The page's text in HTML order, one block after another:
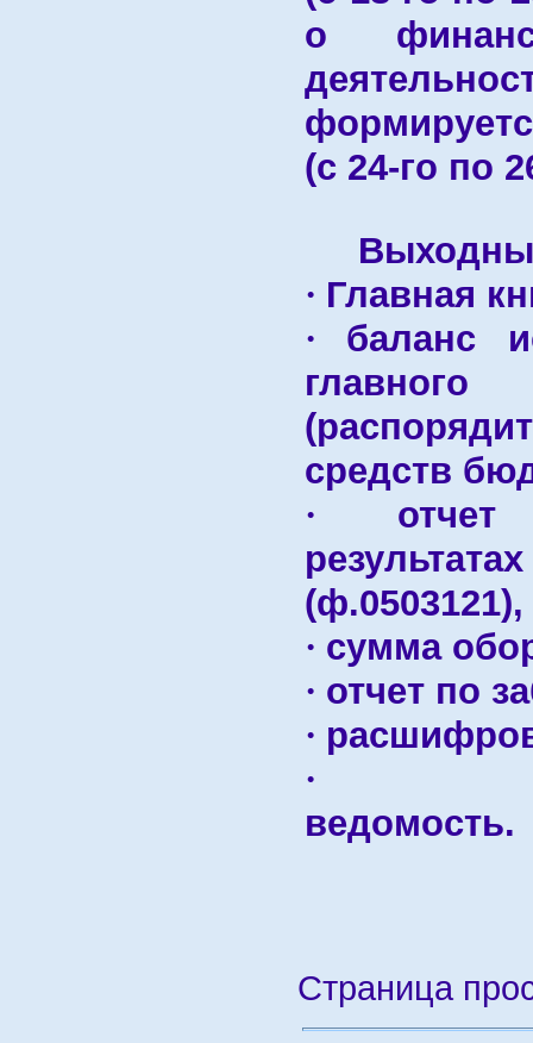
о
(с 24-го по
· Главная
· баланс
средств
·
(ф.0503121),
· сумма
· отчет по
·
ведомость.
Страница